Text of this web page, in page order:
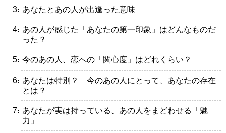
・あなたとあの人が出逢った意味
・あの人が感じた「あなたの第一印象」はどんなものだ
った？
・今のあの人、恋への「関心度」はどれくらい？
・あなたは特別？ 今のあの人にとって、あなたの存在
とは？
・あなたが実は持っている、あの人をまどわせる「魅
力」